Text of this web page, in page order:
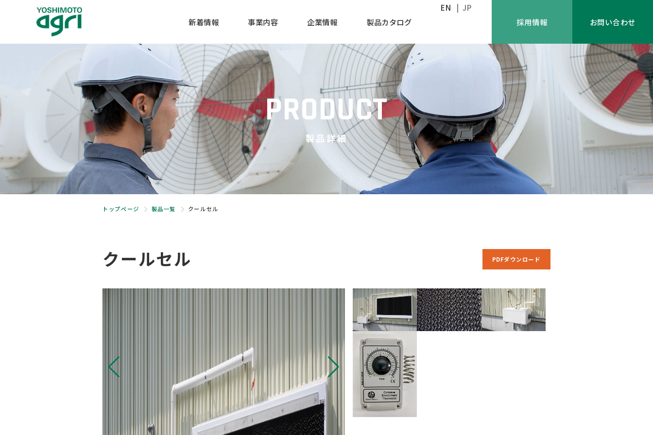
新着情報 事業内容
SERVICE 養豚・養鶏プラント建設事業 飼料タンク
企業情報
COMPANY 社長メッセージ 会社概要・沿革 事業所一覧 有資格者一覧 SDGsへの取り組み
製品カタログ
EN
| JP
採用情報
お問い合わせ
PRODUCT
製品詳細
トップページ 製品一覧 クールセル
クールセル PDFダウンロード